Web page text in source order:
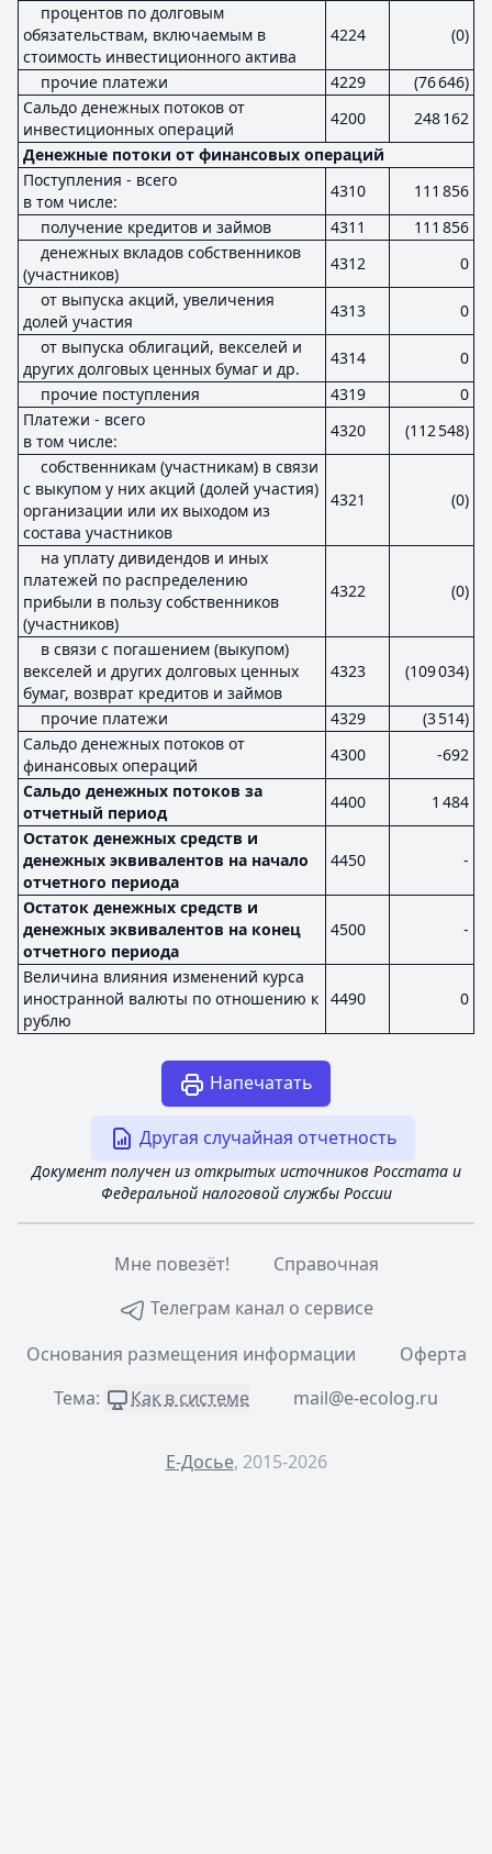
процентов по долговым
обязательствам, включаемым в
стоимость инвестиционного актива
4224 (0)
прочие платежи 4229
(76 646)
Сальдо денежных потоков от
инвестиционных операций
4200
248 162
Денежные потоки от финансовых операций
Поступления - всего
в том числе:
4310
111 856
получение кредитов и займов
4311
111 856
денежных вкладов собственников
(участников)
4312
0
от выпуска акций, увеличения
долей участия
4313
0
от выпуска облигаций, векселей и
других долговых ценных бумаг и др.
4314
0
прочие поступления
4319
0
Платежи - всего
в том числе:
4320
(112 548)
собственникам (участникам) в связи
с выкупом у них акций (долей участия)
организации или их выходом из
состава участников
4321 (0)
на уплату дивидендов и иных
платежей по распределению
прибыли в пользу собственников
(участников)
4322 (0)
в связи с погашением (выкупом)
векселей и других долговых ценных
бумаг, возврат кредитов и займов
4323 (109 034)
прочие платежи 4329
(3 514)
Сальдо денежных потоков от
финансовых операций
4300
-692
Сальдо денежных потоков за
отчетный период
4400
1 484
Остаток денежных средств и
денежных эквивалентов на начало
отчетного периода
4450 -
Остаток денежных средств и
денежных эквивалентов на конец
отчетного периода
4500 -
Величина влияния изменений курса
иностранной валюты по отношению к
рублю
4490 0
Напечатать
Другая случайная отчетность
Документ получен из открытых источников Росстата и
Федеральной налоговой службы России
Мне повезёт!
Справочная
Телеграм канал о сервисе
Основания размещения информации
Оферта
Тема:
Как в системе mail@e-ecolog.ru
Е-Досье, 2015-2026